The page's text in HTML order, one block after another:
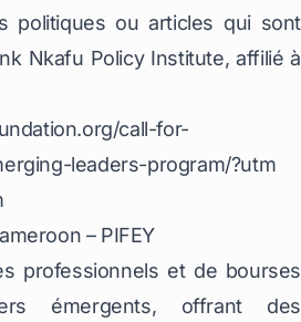
politiques ou articles qui sont
Nkafu Policy Institute, affilié à
call-for-
leaders-program/?utm
– PIFEY
professionnels et de bourses
émergents, offrant des